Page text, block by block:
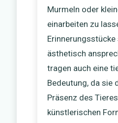
Murmeln oder
einarbeiten zu
ästhetisch
tragen auch eine
Bedeutung, da sie
Präsenz des
künstlerischen